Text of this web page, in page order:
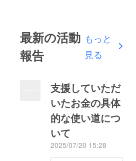
最新の活動
報告
もっと
見る
支援していただ
いたお金の具体
的な使い道につ
いて
2025/07/20 15:28